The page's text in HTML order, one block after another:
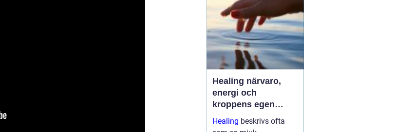
är högt och många
kombinerar sti...
Healing närvaro,
energi och
kroppens egen
förmåga att läka
Healing beskrivs ofta